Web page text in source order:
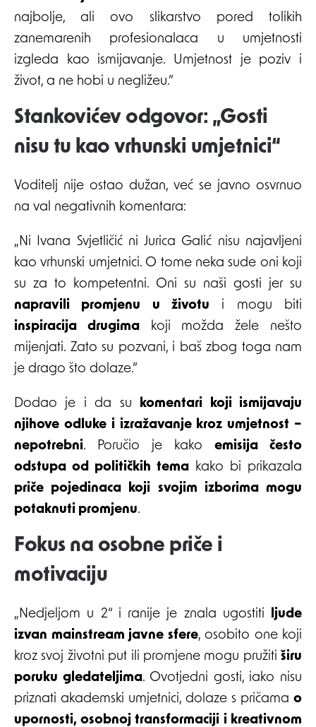
najbolje, ali ovo slikarstvo pored tolikih
zanemarenih profesionalaca u umjetnosti
izgleda kao ismijavanje. Umjetnost je poziv i
život, a ne hobi u negližeu.”
Stankovićev odgovor: „Gosti
nisu tu kao vrhunski umjetnici“
Voditelj nije ostao dužan, već se javno osvrnuo
na val negativnih komentara:
„Ni Ivana Svjetličić ni Jurica Galić nisu najavljeni
kao vrhunski umjetnici. O tome neka sude oni koji
su za to kompetentni. Oni su naši gosti jer su
napravili promjenu u životu i mogu biti
inspiracija drugimakoji možda žele nešto
mijenjati. Zato su pozvani, i baš zbog toga nam
je drago što dolaze.”
Dodao je i da su
komentari koji ismijavaju
njihove odluke i izražavanje kroz umjetnost –
nepotrebni. Poručio je kako emisija često
odstupa od političkih tema kako bi prikazala
priče pojedinaca koji svojim izborima mogu
potaknuti promjenu.
Fokus na osobne priče i
motivaciju
„Nedjeljom u 2“ i ranije je znala ugostiti
ljude
izvan mainstream javne sfere, osobito one koji
kroz svoj životni put ili promjene mogu pružiti širu
poruku gledateljima. Ovotjedni gosti, iako nisu
priznati akademski umjetnici, dolaze s pričama o
upornosti, osobnoj transformaciji i kreativnom